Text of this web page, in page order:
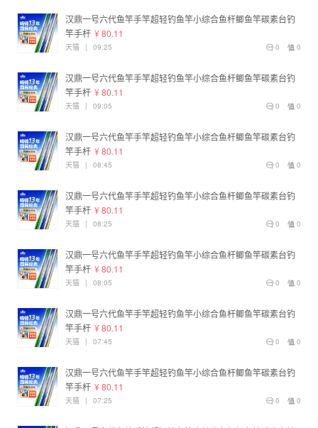
汉鼎一号六代鱼竿手竿超轻钓鱼竿小综合鱼杆鲫鱼竿碳素台钓
竿手杆 ¥ 80.11
0
0
天猫 | 09:25
汉鼎一号六代鱼竿手竿超轻钓鱼竿小综合鱼杆鲫鱼竿碳素台钓
竿手杆 ¥ 80.11
0
0
天猫 | 09:05
汉鼎一号六代鱼竿手竿超轻钓鱼竿小综合鱼杆鲫鱼竿碳素台钓
竿手杆 ¥ 80.11
0
0
天猫 | 08:45
汉鼎一号六代鱼竿手竿超轻钓鱼竿小综合鱼杆鲫鱼竿碳素台钓
竿手杆 ¥ 80.11
0
0
天猫 | 08:25
汉鼎一号六代鱼竿手竿超轻钓鱼竿小综合鱼杆鲫鱼竿碳素台钓
竿手杆 ¥ 80.11
0
0
天猫 | 08:05
汉鼎一号六代鱼竿手竿超轻钓鱼竿小综合鱼杆鲫鱼竿碳素台钓
竿手杆 ¥ 80.11
0
0
天猫 | 07:45
汉鼎一号六代鱼竿手竿超轻钓鱼竿小综合鱼杆鲫鱼竿碳素台钓
竿手杆 ¥ 80.11
0
0
天猫 | 07:25